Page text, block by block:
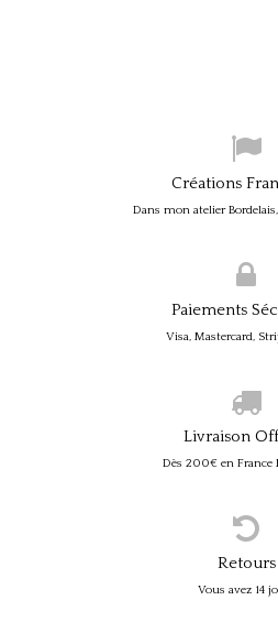
Créations
Dans mon atelier
Paiements
Visa, Mastercard,
Livraison
Dès 200€ en France
Retours
Vous avez 14